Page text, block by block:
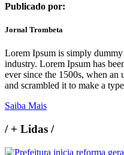
Publicado por:
Jornal Trombeta
Lorem Ipsum is simply
industry. Lorem Ipsum has
ever since the 1500s, when
and scrambled it to make a
Saiba Mais
/+ Lidas /